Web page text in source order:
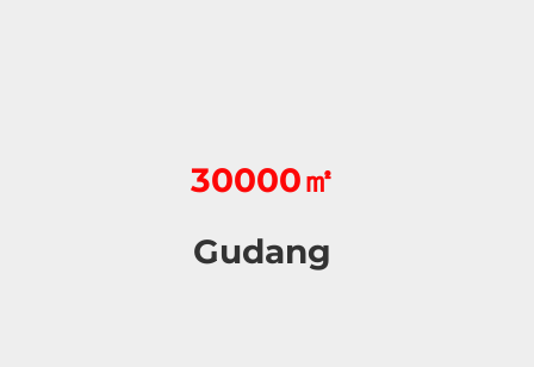
30000㎡
Gudang